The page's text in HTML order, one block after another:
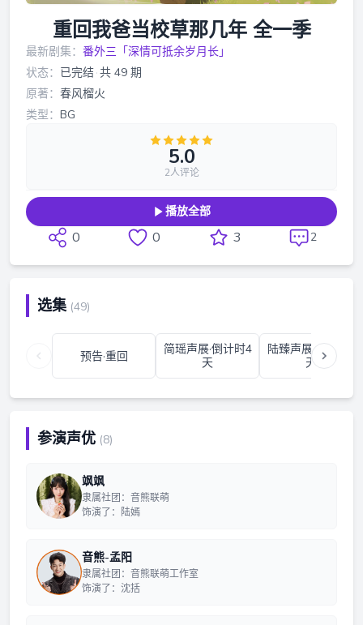
重回我爸当校草那几年 全一季
最新剧集： 番外三「深情可抵余岁月长」
状态： 已完结·共 49 期
原著： 春风榴火
类型： BG
5.0
2人评论
播放全部
0 0 3 2
选集 (49)
预告·重回
简瑶声展·倒计时4
天
陆臻声展·倒计时3
天
参演声优 (8)
飒飒
隶属社团：音熊联萌
饰演了：陆嫣
音熊-孟阳
隶属社团：音熊联萌工作室
饰演了：沈括